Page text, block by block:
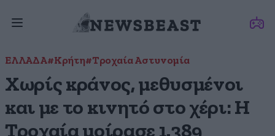
ΕΛΛΑΔΑ#Κρήτη#Τροχαία Αστυνομία
Χωρίς κράνος, μεθυσμένοι
και με το κινητό στο χέρι: Η
Τροχαία μοίρασε 1.389